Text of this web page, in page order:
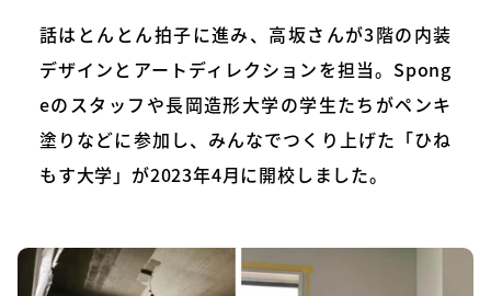
話はとんとん拍子に進み、高坂さんが3階の内装
デザインとアートディレクションを担当。Spong
eのスタッフや長岡造形大学の学生たちがペンキ
塗りなどに参加し、みんなでつくり上げた「ひね
もす大学」が2023年4月に開校しました。